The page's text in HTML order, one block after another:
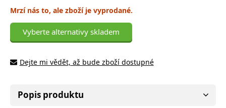
Mrzí nás to, ale zboží je vyprodané.
Vyberte alternativy skladem
Dejte mi vědět, až bude zboží dostupné
Popis produktu